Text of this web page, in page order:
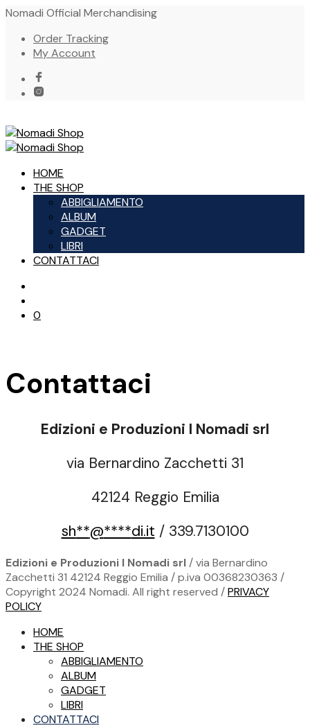
Nomadi Official Merchandising
Order Tracking
My Account
HOME
THE SHOP
ABBIGLIAMENTO
ALBUM
GADGET
LIBRI
CONTATTACI
0
Contattaci
Edizioni e Produzioni I Nomadi srl
via Bernardino Zacchetti 31
42124 Reggio Emilia
sh**@****di.it / 339.7130100
Edizioni e Produzioni I Nomadi srl/ via Bernardino
Zacchetti 31 42124 Reggio Emilia / p.iva 00368230363 /
Copyright 2024 Nomadi. All right reserved /PRIVACY
POLICY
HOME
THE SHOP
ABBIGLIAMENTO
ALBUM
GADGET
LIBRI
CONTATTACI